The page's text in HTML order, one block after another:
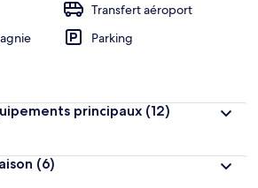
Transfert aéroport
Parking
principaux (12)
(6)